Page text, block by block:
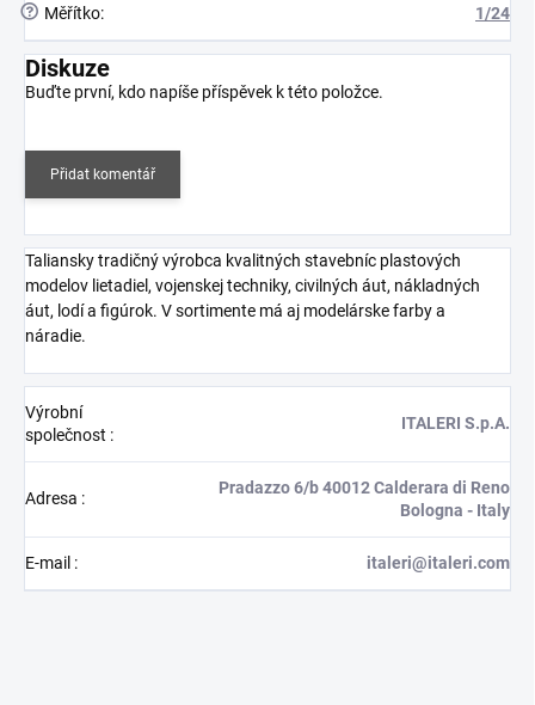
? Měřítko: 1/24
Diskuze
Buďte první, kdo napíše příspěvek k této položce.
Přidat komentář
Taliansky tradičný výrobca kvalitných stavebníc plastových
modelov lietadiel, vojenskej techniky, civilných áut, nákladných
áut, lodí a figúrok. V sortimente má aj modelárske farby a
náradie.
Výrobní
společnost :
ITALERI S.p.A.
Adresa :
Pradazzo 6/b 40012 Calderara di Reno
Bologna - Italy
E-mail : italeri@italeri.com